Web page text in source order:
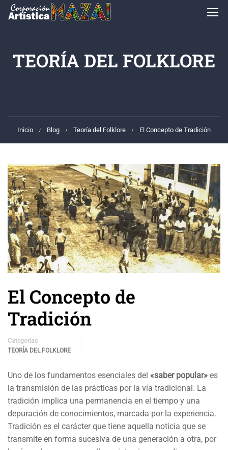
TEORÍA DEL FOLKLORE
Inicio Blog Teoría del Folklore El Concepto de Tradición
El Concepto de
Tradición
Categorías
TEORÍA DEL FOLKLORE
Uno de los fundamentos esenciales del «saber popular» es
la transmisión de las prácticas por la vía tradicional. La
tradición implica una permanencia en el tiempo y una
depuración de conocimientos, marcada por la experiencia.
Tradición es el carácter que tiene aquella noticia que se
transmite en forma sucesiva de una generación a otra, por